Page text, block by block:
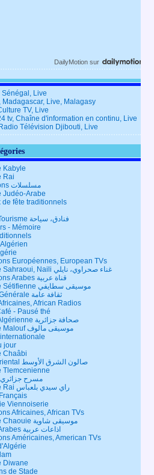
DailyMotion sur
Sénégal, Live
Madagascar, Live, Malagasy
TV, Live
tv, Chaîne d'information en continu, Live
Télévision Djibouti, Live
Kabyle
Rai
Feuilletons مسلسلات
Judéo-Arabe
de fête traditionnels
Hôtels, Tourisme فنادق، سياحة
- Mémoire
Européennes, European TVs
Musique Sahraoui, Naili غناء صحراوي، نايلي
Télévisions Arabes قناة عربية
Musique Sétifienne موسيقى سطايفي
Culture Générale ثقافة عامة
African Radios
- Pausé thé
Presse Algérienne صحافة جزائرية
Musique Malouf موسيقى مالوف
jour
Chaâbi
Salon Oriental صالون الشرق الأوسط
Tlemcenienne
Théâtre مسرح جزائري
Musique Rai راي سيدي بلعباس
Viennoiserie
Africaines, African TVs
Musique Chaouie موسيقى شاوية
Radios Arabes اذاعات عربية
Américaines, American TVs
Diwane
de Stade